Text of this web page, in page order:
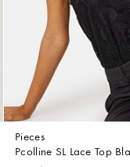
Pieces
Pcolline SL Lace Top